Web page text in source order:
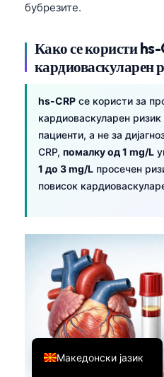
бубрезите.
Како се користи
кардиоваскуларен
hs-CRP се користи за
кардиоваскуларен ризик
пациенти, а не за
CRP, помалку од 1 mg/L
1 до 3 mg/L просечен
повисок
Македонски јазик
English
Deutsch
العربية
Français
Español
Português
Ελληνικά
Türkçe
Română
简体中文
فارسی
Dansk